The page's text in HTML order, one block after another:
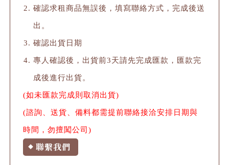
確認求租商品無誤後，填寫聯絡方式，完成後送
出。
確認出貨日期
專人確認後，出貨前3天請先完成匯款，匯款完
成後進行出貨。
(如未匯款完成則取消出貨)
(諮詢、送貨、備料都需提前聯絡接洽安排日期與
時間，勿擅闖公司)
◆ 聯繫我們